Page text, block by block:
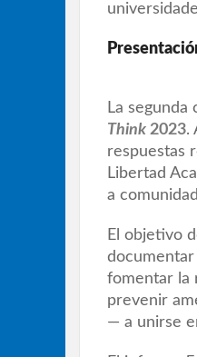
La segunda
Think 2023.
respuestas
Libertad
a
El objetivo
documentar
fomentar la
prevenir
— a unirse